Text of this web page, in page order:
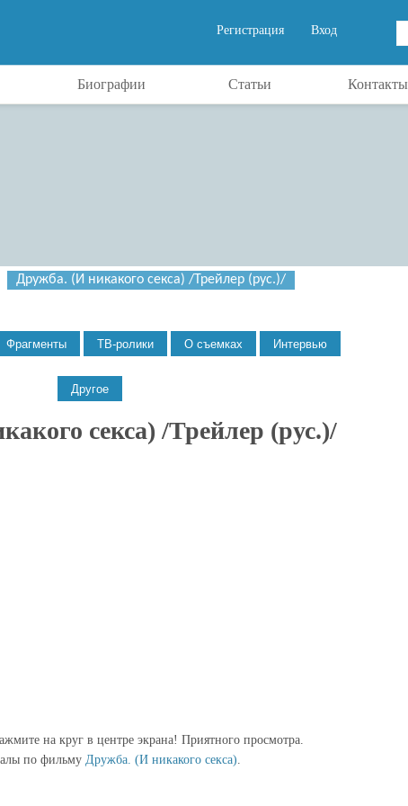
Вход
Регистрация
Биографии Статьи Контакты
Дружба. (И никакого секса) /Трейлер (рус.)/
секса) /Трейлер (рус.)/
на круг в центре экрана! Приятного просмотра.
по фильму Дружба. (И никакого секса).